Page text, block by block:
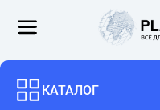
КАТАЛОГ